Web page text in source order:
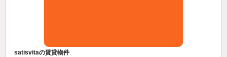
satisvitaの賃貸物件